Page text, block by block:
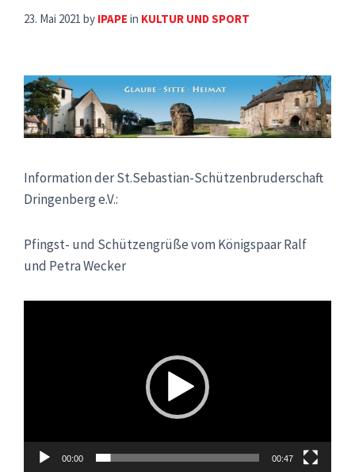
23. Mai 2021 by IPAPE in KULTUR UND SPORT
Information der St.Sebastian-Schützenbruderschaft
Dringenberg e.V.:
Pfingst- und Schützengrüße vom Königspaar Ralf
und Petra Wecker
00:00 00:47